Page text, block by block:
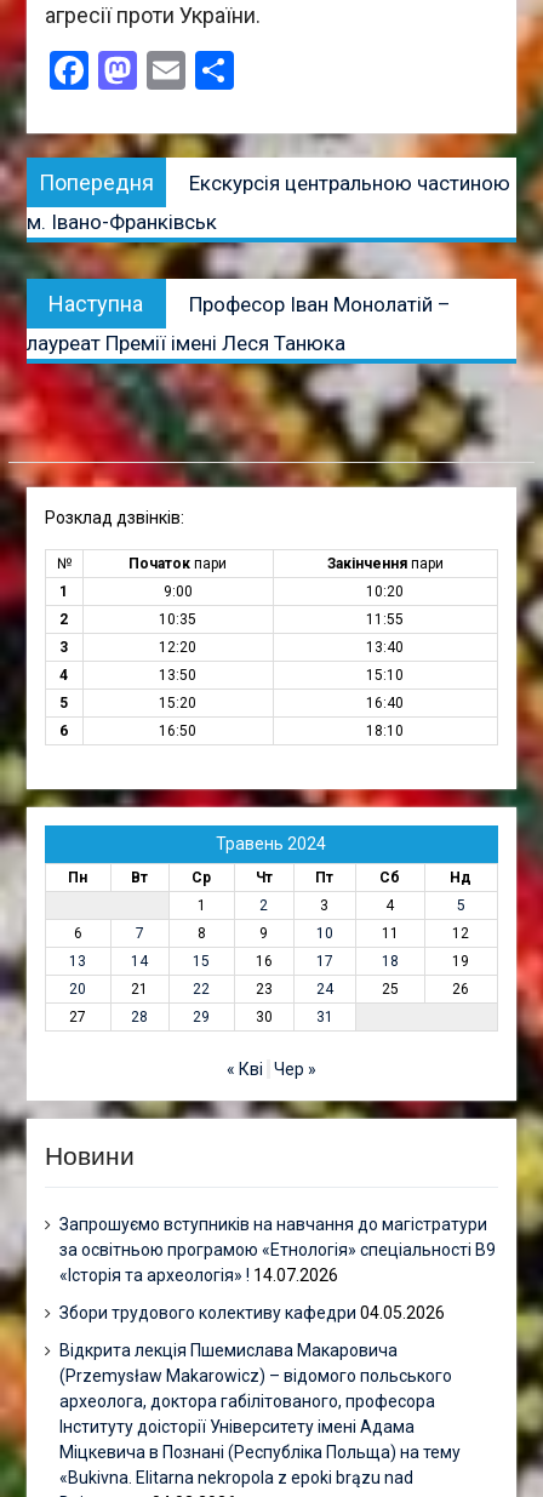
агресії проти України.
Facebook
Mastodon
EmailПоділитися
Навігація
записів
Попередня
публікація:
Екскурсія центральною частиною
м. Івано-Франківськ
Наступна
Наступна
публікація:
Професор Іван Монолатій –
лауреат Премії імені Леся Танюка
Розклад дзвінків:
№ Початок пари Закінченняпари
1
9:00
10:20
2
10:35
11:55
3
12:20
13:40
4
13:50
15:10
5
15:20
16:40
6
16:50 18:10
Травень 2024
Пн Вт Ср Чт Пт Сб
Нд
1
2 3 4
5
6
7 8 9 10 11
12
13
14 15 16 17 18
19
20
21 22 23 24 25
26
27
28 29 30 31
« Кві Чер »
Новини
Запрошуємо вступників на навчання до магістратури
за освітньою програмою «Етнологія» спеціальності В9
«Історія та археологія» ! 14.07.2026
Збори трудового колективу кафедри 04.05.2026
Відкрита лекція Пшемислава Макаровича
(Przemysław Makarowicz) – відомого польського
археолога, доктора габілітованого, професора
Інституту доісторії Університету імені Адама
Міцкевича в Познані (Республіка Польща) на тему
«Bukivna. Elitarna nekropola z epoki brązu nad